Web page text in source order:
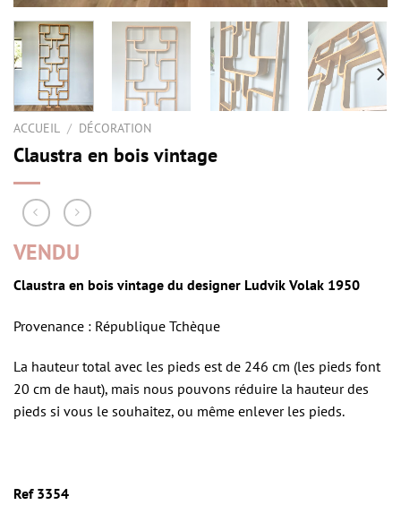
ACCUEIL / DÉCORATION
Claustra en bois vintage
VENDU
Claustra en bois vintage du designer Ludvik Volak 1950
Provenance : République Tchèque
La hauteur total avec les pieds est de 246 cm (les pieds font
20 cm de haut), mais nous pouvons réduire la hauteur des
pieds si vous le souhaitez, ou même enlever les pieds.
Ref 3354